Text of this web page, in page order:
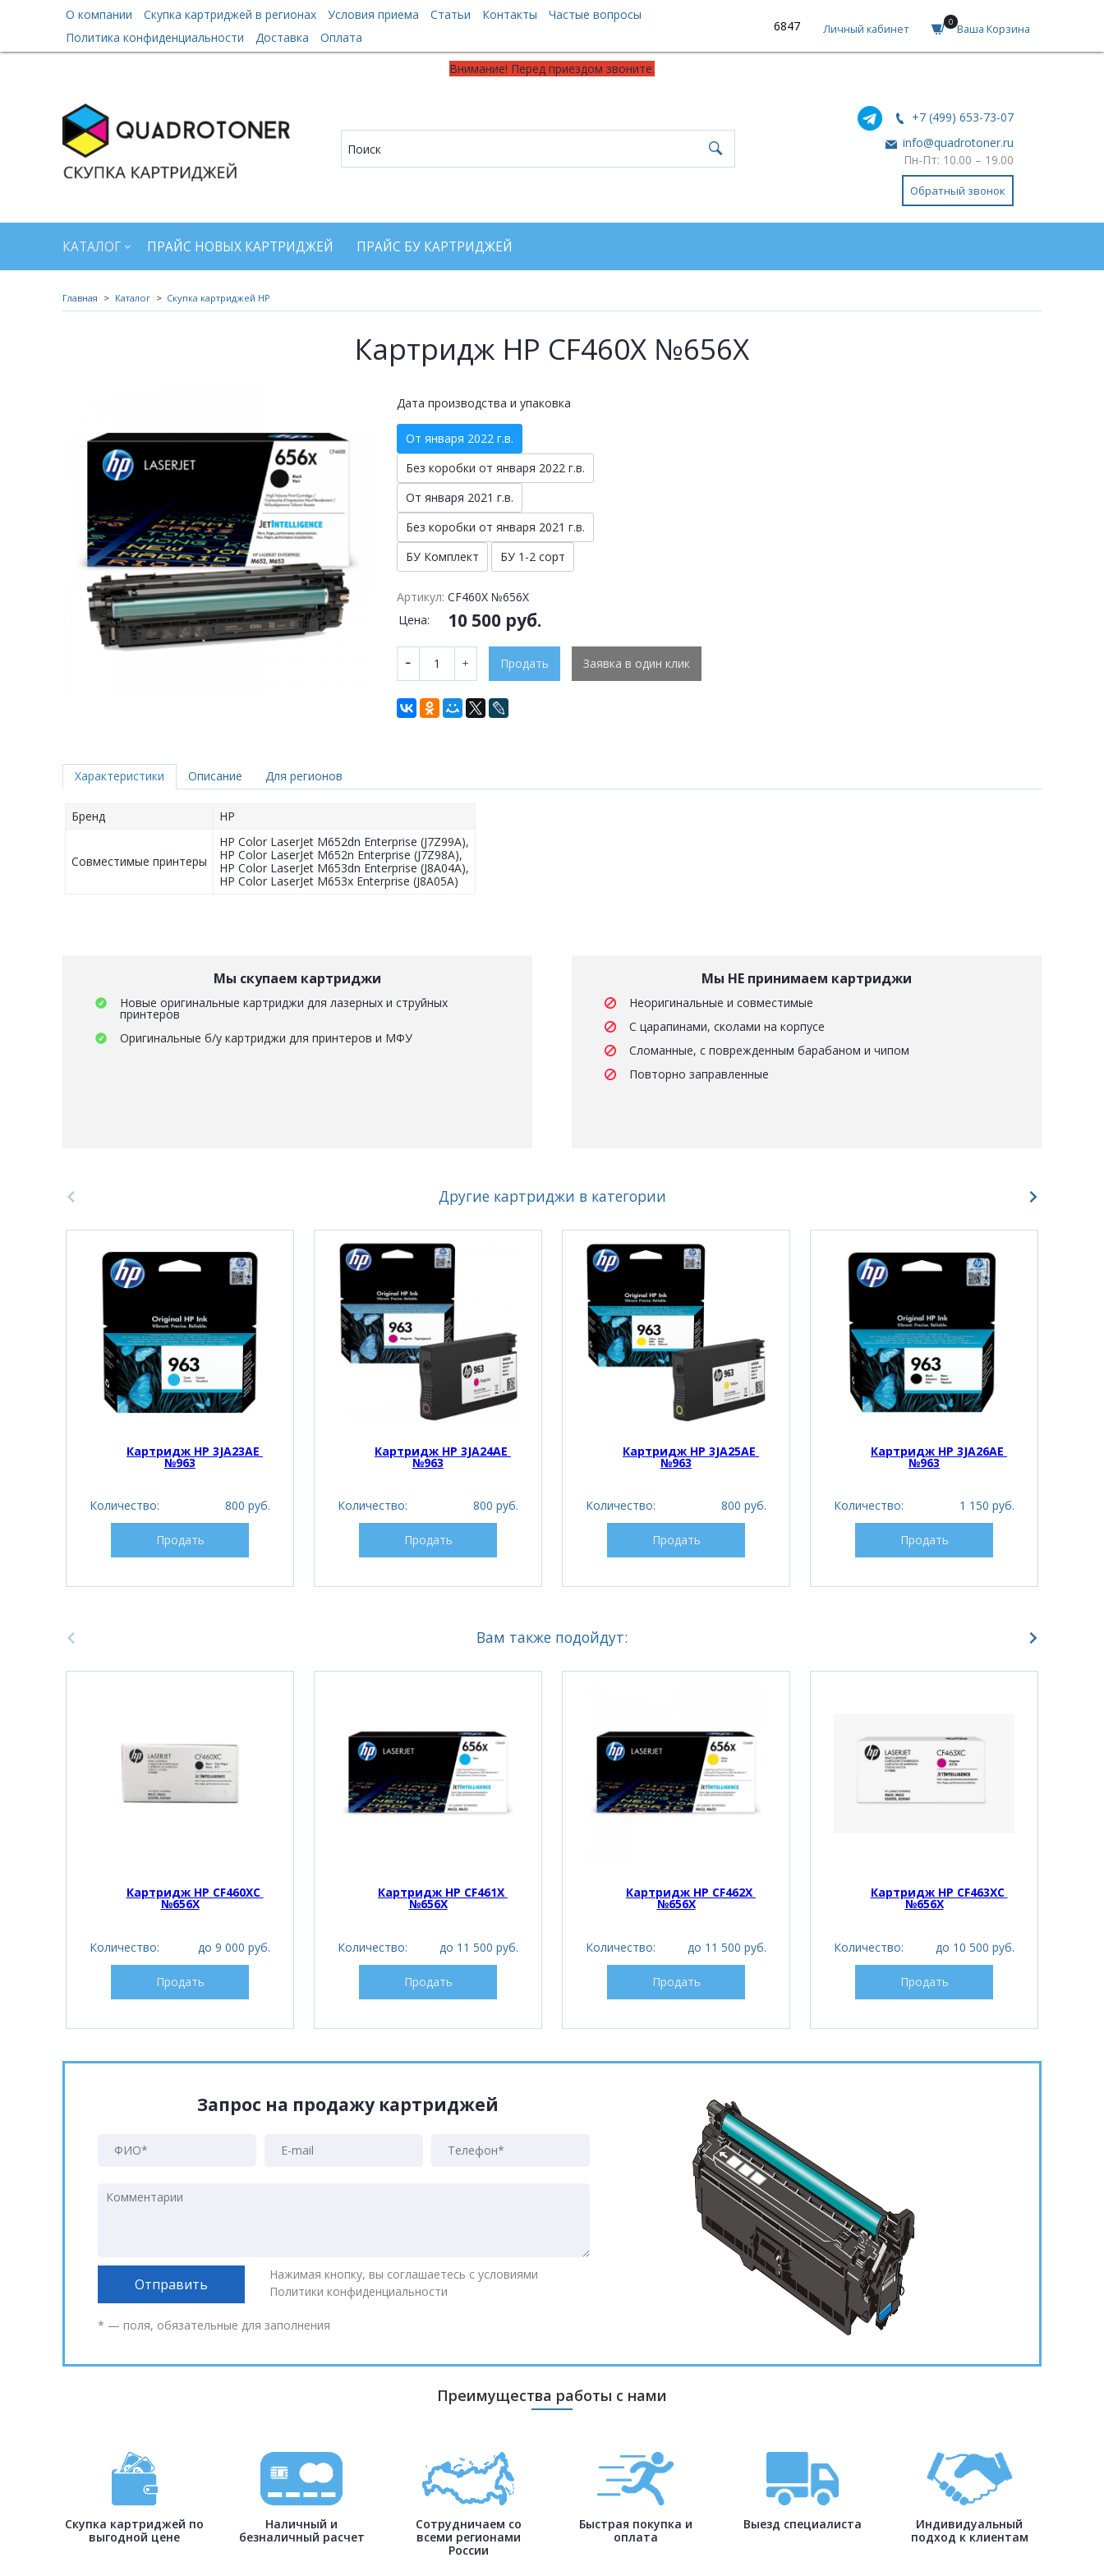
О компании Скупка картриджей в регионах Условия приема Статьи Контакты
Частые вопросы
Политика конфиденциальности
Доставка Оплата
6847 Личный кабинет 0 Ваша Корзина
Внимание! Перед приездом звоните.
+7 (499) 653-73-07
info@quadrotoner.ru
Пн-Пт: 10.00 – 19.00
Обратный звонок
КАТАЛОГ ПРАЙС НОВЫХ КАРТРИДЖЕЙ ПРАЙС БУ КАРТРИДЖЕЙ
Главная Каталог Скупка картриджей HP
Картридж HP CF460X №656X
Дата производства и упаковка
От января 2022 г.в.
Без коробки от января 2022 г.в.
От января 2021 г.в.
Без коробки от января 2021 г.в.
БУ Комплект
БУ 1-2 сорт
Артикул: CF460X №656X
Цена:
10 500 руб.
Продать Заявка в один клик
Характеристики
Бренд HP
Совместимые принтеры
HP Color LaserJet M652dn Enterprise (J7Z99A),
HP Color LaserJet M652n Enterprise (J7Z98A),
HP Color LaserJet M653dn Enterprise (J8A04A),
HP Color LaserJet M653x Enterprise (J8A05A)
Описание Для регионов
Мы скупаем картриджи
Новые оригинальные картриджи для лазерных и струйных
принтеров
Оригинальные б/у картриджи для принтеров и МФУ
Мы НЕ принимаем картриджи
Неоригинальные и совместимые
С царапинами, сколами на корпусе
Сломанные, с поврежденным барабаном и чипом
Повторно заправленные
Другие картриджи в категории
Картридж HP 3JA23AE
№963
Количество: 800 руб.
Продать
Картридж HP 3JA24AE
№963
Количество: 800 руб.
Продать
Картридж HP 3JA25AE
№963
Количество: 800 руб.
Продать
Картридж HP 3JA26AE
№963
Количество: 1 150 руб.
Продать
Вам также подойдут:
Картридж HP CF460XC
№656X
Количество: до 9 000 руб.
Продать
Картридж HP CF461X
№656X
Количество: до 11 500 руб.
Продать
Картридж HP CF462X
№656X
Количество: до 11 500 руб.
Продать
Картридж HP CF463XC
№656X
Количество: до 10 500 руб.
Продать
Запрос на продажу картриджей
Нажимая кнопку, вы соглашаетесь с условиями
Политики конфиденциальности
* — поля, обязательные для заполнения
Преимущества работы с нами
Скупка картриджей по
выгодной цене
Наличный и
безналичный расчет
Сотрудничаем со
всеми регионами
России
Быстрая покупка и
оплата
Выезд специалиста
Индивидуальный
подход к клиентам